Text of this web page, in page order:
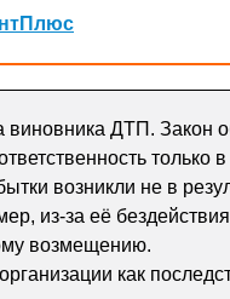
виновника ДТП. Закон
только в
возникли не в
из-за её
возмещению.
как